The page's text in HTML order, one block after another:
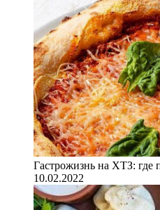
Гастрожизнь на ХТЗ: где
10.02.2022